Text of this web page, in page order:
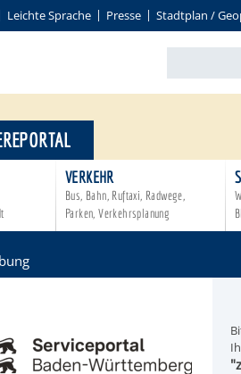
Leichte Sprache Presse Stadtplan /
VERKEHR
Bus, Bahn, Ruftaxi, Radwege,
Parken, Verkehrsplanung